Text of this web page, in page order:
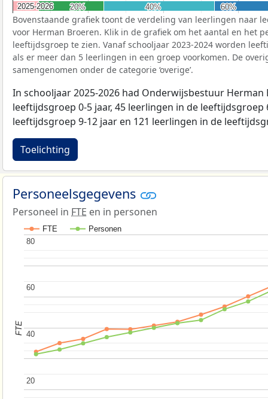
20%
20% 40%
40% 60%
60%
2025-2026
2025-2026
Bovenstaande grafiek toont de verdeling van leerlingen naar
voor Herman Broeren. Klik in de grafiek om het aantal en het
leeftijdsgroep te zien. Vanaf schooljaar 2023-2024 worden
als er meer dan 5 leerlingen in een groep voorkomen. De
samengenomen onder de categorie ‘overige’.
In schooljaar 2025-2026 had Onderwijsbestuur
leeftijdsgroep 0-5 jaar, 45 leerlingen in de leeftijdsgroep
leeftijdsgroep 9-12 jaar en 121 leerlingen in de
Toelichting
Personeelsgegevens
Personeel in FTE en in personen
FTE Personen
20
20
40
40
60
60
80
80
FTE